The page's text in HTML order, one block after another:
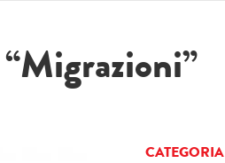
CATEGORIA